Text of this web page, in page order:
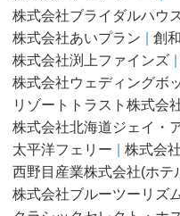
株式会社ブライダルハウ
株式会社あいプラン
創
株式会社渕上ファインズ
株式会社ウェディングボ
リゾートトラスト株式会
株式会社北海道ジェイ・
太平洋フェリー
株式会
西野目産業株式会社(ホテ
株式会社ブルーツーリズ